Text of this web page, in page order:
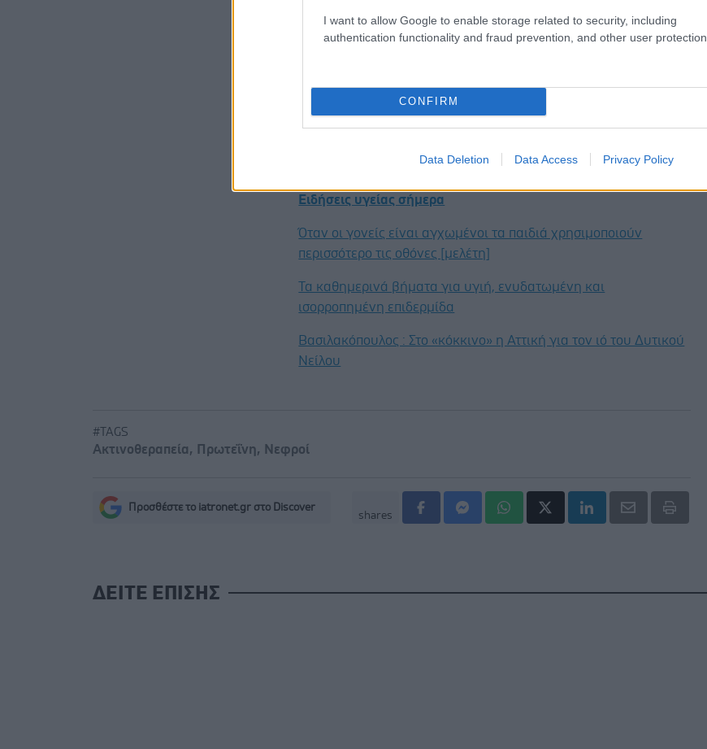
I want to allow Google to enable storage related to security, including
authentication functionality and fraud prevention, and other user protection.
CONFIRM
Data Deletion Data Access Privacy Policy
στόχο, σηματοδοτώντας μια νέα εποχή στην αντιμετώπιση των
επιπλοκών της ακτινοθεραπείας και της χρόνιας νεφρικής
Προσθέστε το iatronet.gr στο Discover
Ειδήσεις υγείας σήμερα
Όταν οι γονείς είναι αγχωμένοι τα παιδιά χρησιμοποιούν
περισσότερο τις οθόνες [μελέτη]
Τα καθημερινά βήματα για υγιή, ενυδατωμένη και
ισορροπημένη επιδερμίδα
Βασιλακόπουλος : Στο «κόκκινο» η Αττική για τον ιό του Δυτικού
Νείλου
#TAGS
Ακτινοθεραπεία, Πρωτεΐνη, Νεφροί
Προσθέστε το iatronet.gr στο Discover
shares
ΔΕΙΤΕ ΕΠΙΣΗΣ